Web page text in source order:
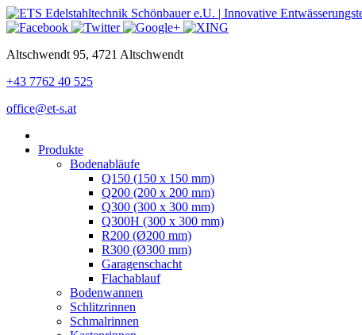
Altschwendt 95, 4721 Altschwendt
+43 7762 40 525
office@et-s.at
Produkte
Bodenabläufe
Q150 (150 x 150 mm)
Q200 (200 x 200 mm)
Q300 (300 x 300 mm)
Q300H (300 x 300 mm)
R200 (Ø200 mm)
R300 (Ø300 mm)
Garagenschacht
Flachablauf
Bodenwannen
Schlitzrinnen
Schmalrinnen